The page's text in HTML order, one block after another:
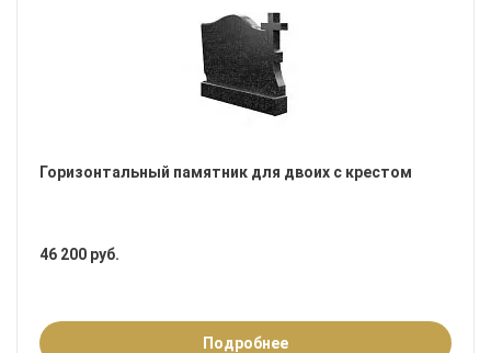
Горизонтальный памятник для двоих с крестом
46 200 руб.
Подробнее